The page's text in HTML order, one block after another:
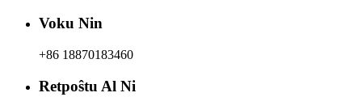
Voku Nin
+86 18870183460
Retpoŝtu Al Ni